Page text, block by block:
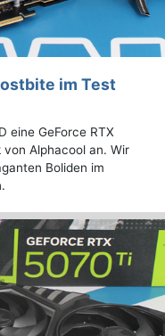
im Test
eine GeForce RTX
Alphacool an. Wir
Boliden im